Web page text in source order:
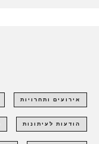
אירועים ותחרויות
הודעות לעיתונות